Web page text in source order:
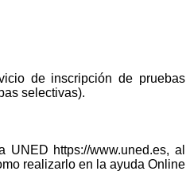
de inscripción de pruebas
selectivas).
https://www.uned.es, al
realizarlo en la ayuda Online